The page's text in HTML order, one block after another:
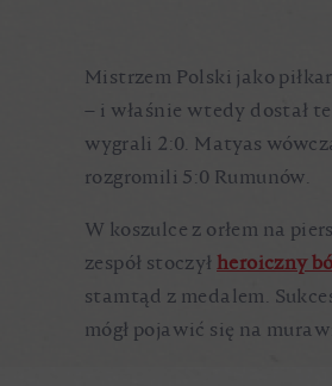
Mistrzem Polski jako
– i właśnie wtedy dostał
wygrali 2:0. Matyas
rozgromili 5:0 Rumunów.
W koszulce z orłem na
zespół stoczyłheroiczny
stamtąd z medalem.
mógł pojawić się na